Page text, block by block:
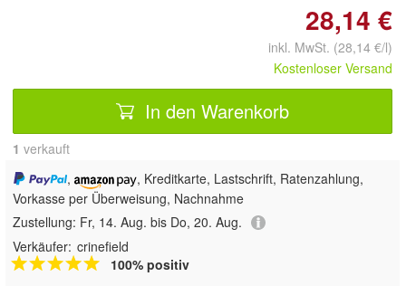
28,14 €
inkl. MwSt. (28,14 €/l)
Kostenloser Versand
In den Warenkorb
1 verkauft
,
, Kreditkarte, Lastschrift, Ratenzahlung,
Vorkasse per Überweisung, Nachnahme
Zustellung: Fr, 14. Aug. bis Do, 20. Aug.
Verkäufer: crinefield
100% positiv